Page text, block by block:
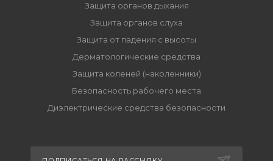
Защита органов дыхания
Защита органов слуха
Защита от падения с высоты
Дерматологические средства
Защита коленей (наколенники)
Безопасность рабочего места
Диэлектрические средства безопасности